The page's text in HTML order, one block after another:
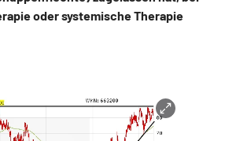
oder systemische Therapie